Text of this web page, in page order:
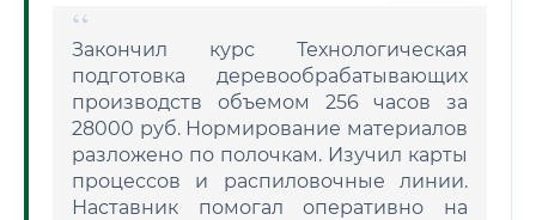
Закончил курс Технологическая
подготовка деревообрабатывающих
производств объемом 256 часов за
28000 руб. Нормирование материалов
разложено по полочкам. Изучил карты
процессов и распиловочные линии.
Наставник помогал оперативно на